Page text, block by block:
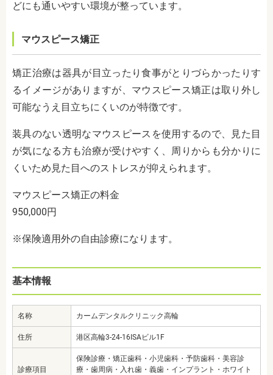
どにも通いやすい環境が整っています。
マウスピース矯正
矯正治療は器具が目立ったり食事がとりづらかったりす
るイメージがありますが、マウスピース矯正は取り外し
可能なうえ目立ちにくいのが特徴です。
装具のない透明なマウスピースを使用するので、見た目
が気になる方も治療が受けやすく、周りからも分かりに
くいため見た目へのストレスが抑えられます。
マウスピース矯正の料金
950,000円
※保険適用外の自由診療になります。
基本情報
名称 カームデンタルクリニック高輪
住所 港区高輪3-24-16ISAビル1F
診療項目
保険診療・矯正歯科・小児歯科・予防歯科・美容診
療・歯周病・入れ歯・義歯・インプラント・ホワイト